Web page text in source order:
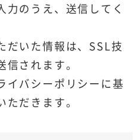
力のうえ、送信してく
だいた情報は、SSL技
信されます。
イバシーポリシー に基
ただきます。